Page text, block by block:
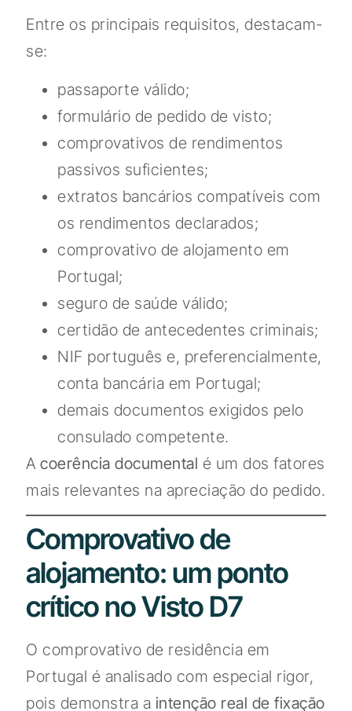
Entre os principais requisitos, destacam-
se:
passaporte válido;
formulário de pedido de visto;
comprovativos de rendimentos
passivos suficientes;
extratos bancários compatíveis com
os rendimentos declarados;
comprovativo de alojamento em
Portugal;
seguro de saúde válido;
certidão de antecedentes criminais;
NIF português e, preferencialmente,
conta bancária em Portugal;
demais documentos exigidos pelo
consulado competente.
A coerência documental é um dos fatores
mais relevantes na apreciação do pedido.
Comprovativo de
alojamento: um ponto
crítico no Visto D7
O comprovativo de residência em
Portugal é analisado com especial rigor,
pois demonstra a intenção real de fixação